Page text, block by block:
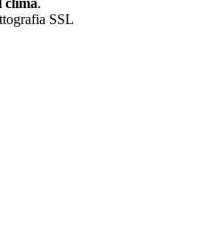
clima.
SSL